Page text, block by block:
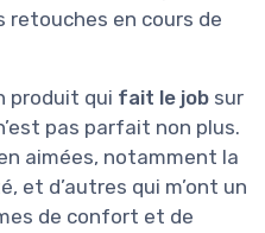
retouches en cours de
produit qui fait le job sur
pas parfait non plus.
aimées, notamment la
et d’autres qui m’ont un
de confort et de